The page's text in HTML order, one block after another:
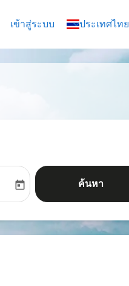
เข้าสู่ระบบ ประเทศไทย
keyboard_arrow_down
date-aria-label
today ค้นหา